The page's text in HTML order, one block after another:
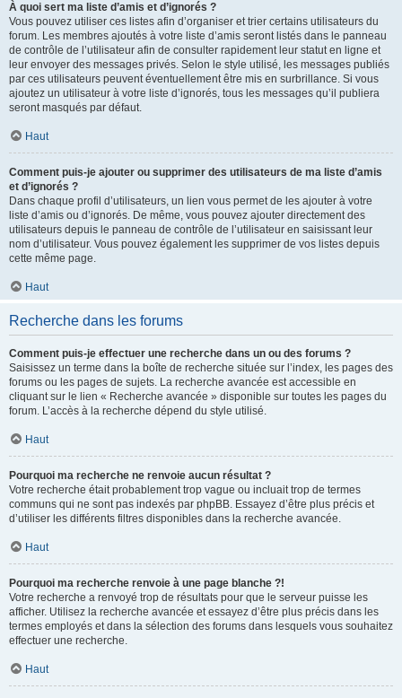
À quoi sert ma liste d’amis et d’ignorés ?
Vous pouvez utiliser ces listes afin d’organiser et trier certains utilisateurs du
forum. Les membres ajoutés à votre liste d’amis seront listés dans le panneau
de contrôle de l’utilisateur afin de consulter rapidement leur statut en ligne et
leur envoyer des messages privés. Selon le style utilisé, les messages publiés
par ces utilisateurs peuvent éventuellement être mis en surbrillance. Si vous
ajoutez un utilisateur à votre liste d’ignorés, tous les messages qu’il publiera
seront masqués par défaut.
Haut
Comment puis-je ajouter ou supprimer des utilisateurs de ma liste d’amis
et d’ignorés ?
Dans chaque profil d’utilisateurs, un lien vous permet de les ajouter à votre
liste d’amis ou d’ignorés. De même, vous pouvez ajouter directement des
utilisateurs depuis le panneau de contrôle de l’utilisateur en saisissant leur
nom d’utilisateur. Vous pouvez également les supprimer de vos listes depuis
cette même page.
Haut
Recherche dans les forums
Comment puis-je effectuer une recherche dans un ou des forums ?
Saisissez un terme dans la boîte de recherche située sur l’index, les pages des
forums ou les pages de sujets. La recherche avancée est accessible en
cliquant sur le lien « Recherche avancée » disponible sur toutes les pages du
forum. L’accès à la recherche dépend du style utilisé.
Haut
Pourquoi ma recherche ne renvoie aucun résultat ?
Votre recherche était probablement trop vague ou incluait trop de termes
communs qui ne sont pas indexés par phpBB. Essayez d’être plus précis et
d’utiliser les différents filtres disponibles dans la recherche avancée.
Haut
Pourquoi ma recherche renvoie à une page blanche ?!
Votre recherche a renvoyé trop de résultats pour que le serveur puisse les
afficher. Utilisez la recherche avancée et essayez d’être plus précis dans les
termes employés et dans la sélection des forums dans lesquels vous souhaitez
effectuer une recherche.
Haut